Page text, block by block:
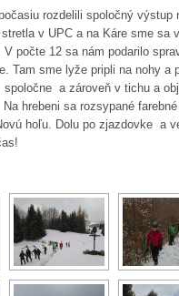
rozdelili spoločný
v UPC a na Káre sme sa
počte 12 sa nám podarilo
Tam sme lyže pripli na nohy
spoločne a zároveň v tichu a
hrebeni sa rozsypané
hoľu. Dolu po zjazdovke a